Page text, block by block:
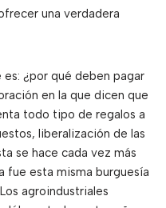
una verdadera
¿por qué deben pagar
en la que dicen que
todo tipo de regalos a
liberalización de las
se hace cada vez más
fue esta misma burguesía
agroindustriales